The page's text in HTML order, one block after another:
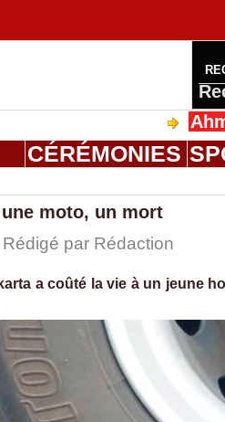
Ahmed
CÉRÉMONIES
moto, un mort
par Rédaction
a coûté la vie à un jeune